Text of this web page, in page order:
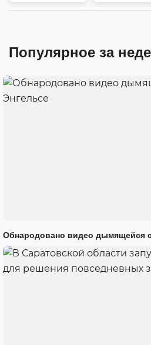
Популярное за
Обнародовано видео дымящейся